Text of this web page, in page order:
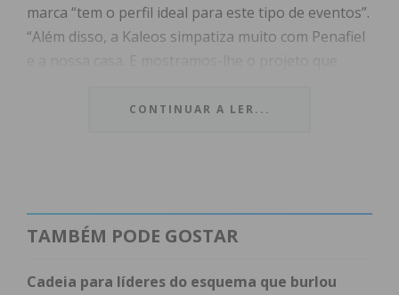
marca “tem o perfil ideal para este tipo de eventos”.
“Além disso, a Kaleos simpatiza muito com Penafiel
muito interessante, o que nos responsabilizou a
aos clientes cerca de 900 óculos, neste lançamento
para os clientes.
CONTINUAR A LER...
TAMBÉM PODE GOSTAR
Cadeia para líderes do esquema que burlou